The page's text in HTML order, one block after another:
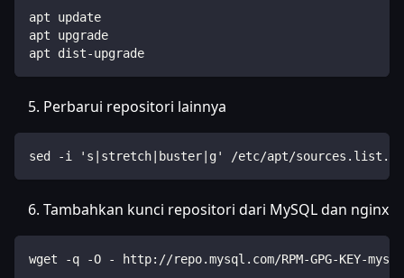
apt update
apt upgrade
apt dist-upgrade
Perbarui repositori lainnya
sed -i 's|stretch|buster|g' /etc/apt/
Tambahkan kunci repositori dari MySQL dan nginx
wget -q -O - http://repo.mysql.com/RPM-GPG-KEY-